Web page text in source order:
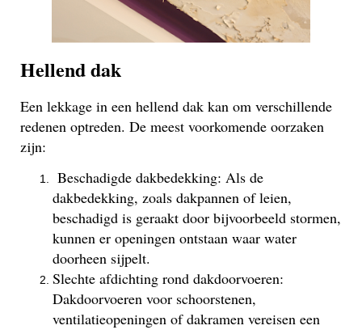
Hellend dak
Een lekkage in een hellend dak kan om verschillende
redenen optreden. De meest voorkomende oorzaken
zijn:
Beschadigde dakbedekking: Als de
dakbedekking, zoals dakpannen of leien,
beschadigd is geraakt door bijvoorbeeld stormen,
kunnen er openingen ontstaan waar water
doorheen sijpelt.
Slechte afdichting rond dakdoorvoeren:
Dakdoorvoeren voor schoorstenen,
ventilatieopeningen of dakramen vereisen een